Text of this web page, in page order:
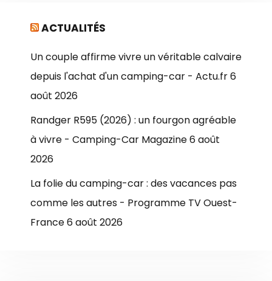
ACTUALITÉS
Un couple affirme vivre un véritable calvaire
depuis l'achat d'un camping-car - Actu.fr6
août 2026
Randger R595 (2026) : un fourgon agréable
à vivre - Camping-Car Magazine6 août
2026
La folie du camping-car : des vacances pas
comme les autres - Programme TV Ouest-
France6 août 2026